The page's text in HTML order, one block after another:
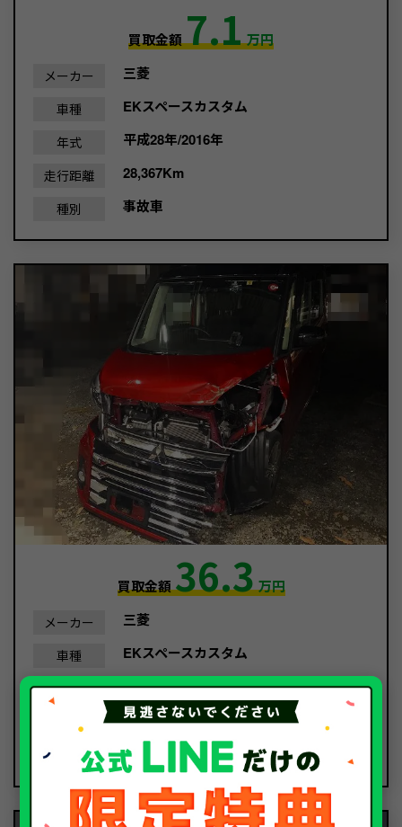
買取金額7.1万円
メーカー 三菱
車種 EKスペースカスタム
年式 平成28年/2016年
走行距離 28,367Km
種別 事故車
買取金額36.3万円
メーカー 三菱
車種 EKスペースカスタム
年式 平成30年/2018年
13,190Km
種別 事故車